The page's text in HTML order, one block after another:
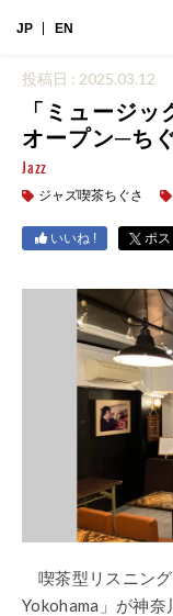
JP EN
投稿日 : 2025.03.12
「ミュージ
オープン─ち
Jazz
ジャズ喫茶ちぐさ
いいね ! ポス
喫茶型リスニン
Yokohama」が神奈